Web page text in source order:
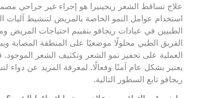
علاج تساقط الشعر ريجينيرا هو إجراء غير جراحي مصمم
استخدام عوامل النمو الخاصة بالمريض لتنشيط آليات
الطبيين في عيادات ريجافو بتقييم احتياجات المريض
الفريق الطبي محلولًا موضعيًا على المنطقة المصابة
العملية على تحفيز نمو الشعر وتكثيف الشعر
يعتبر بشكل عام آمنًا وفعالًا. لمعرفة المزيد عن دواء
ريجافو تابع السطور التالية.